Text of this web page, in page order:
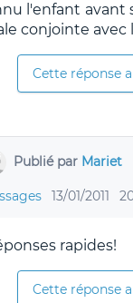
l'enfant avant
conjointe avec
Cette réponse
Publié par Mariet
13/01/2011
rapides!
Cette réponse